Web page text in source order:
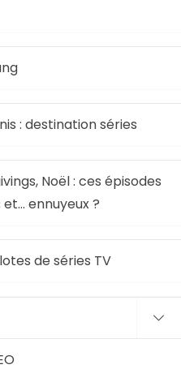
: destination séries
Noël : ces épisodes
ennuyeux ?
de séries TV